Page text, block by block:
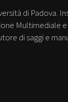
di Padova.
Multimediale e
di saggi e